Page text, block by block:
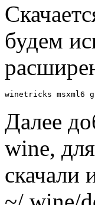
будем
winetricks msxml6
Далее
wine,
скачали